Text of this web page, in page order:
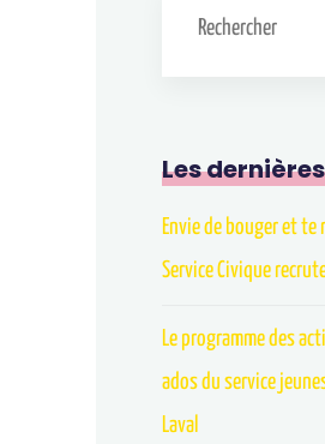
Les
Envie de bouger et te
Service Civique
Le programme des
ados du service
Laval